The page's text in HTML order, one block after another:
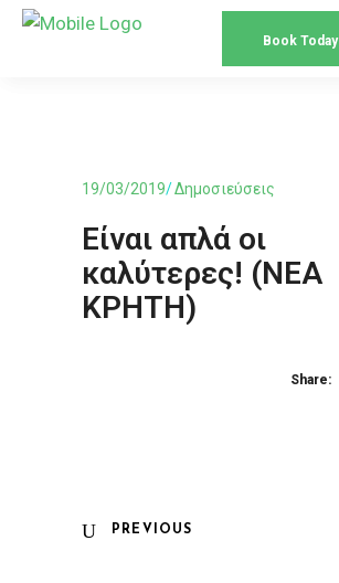
Book Today
19/03/2019 Δημοσιεύσεις
Είναι απλά οι
καλύτερες! (ΝΕΑ
ΚΡΗΤΗ)
Share:
PREVIOUS